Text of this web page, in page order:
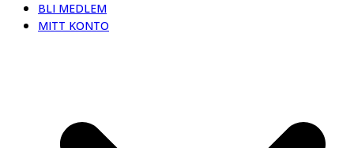
BLI MEDLEM
MITT KONTO